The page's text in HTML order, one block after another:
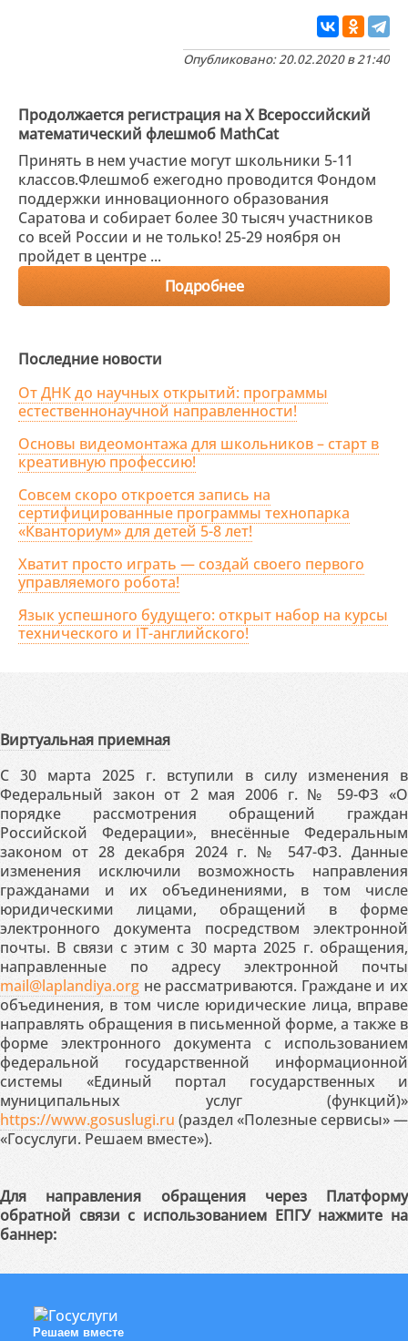
Опубликовано: 20.02.2020 в 21:40
Продолжается регистрация на X Всероссийский
математический флешмоб MathCat
Принять в нем участие могут школьники 5-11
классов.Флешмоб ежегодно проводится Фондом
поддержки инновационного образования
Саратова и собирает более 30 тысяч участников
со всей России и не только! 25-29 ноября он
пройдет в центре ...
Подробнее
Последние новости
От ДНК до научных открытий: программы
естественнонаучной направленности!
Основы видеомонтажа для школьников – старт в
креативную профессию!
Совсем скоро откроется запись на
сертифицированные программы технопарка
«Кванториум» для детей 5-8 лет!
Хватит просто играть — создай своего первого
управляемого робота!
Язык успешного будущего: открыт набор на курсы
технического и IT-английского!
Виртуальная приемная
С 30 марта 2025 г. вступили в силу изменения в
Федеральный закон от 2 мая 2006 г. № 59-ФЗ «О
порядке рассмотрения обращений граждан
Российской Федерации», внесённые Федеральным
законом от 28 декабря 2024 г. № 547-ФЗ. Данные
изменения исключили возможность направления
гражданами и их объединениями, в том числе
юридическими лицами, обращений в форме
электронного документа посредством электронной
почты. В связи с этим с 30 марта 2025 г. обращения,
направленные по адресу электронной почты
mail@laplandiya.org не рассматриваются. Граждане и их
объединения, в том числе юридические лица, вправе
направлять обращения в письменной форме, а также в
форме электронного документа с использованием
федеральной государственной информационной
системы «Единый портал государственных и
муниципальных услуг (функций)»
https://www.gosuslugi.ru (раздел «Полезные сервисы» —
«Госуслуги. Решаем вместе»).
Для направления обращения через Платформу
обратной связи с использованием ЕПГУ нажмите на
баннер:
Решаем вместе